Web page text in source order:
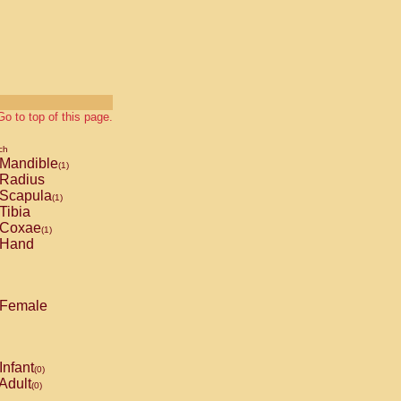
to top of this page.
Mandible(1)
Radius
Scapula(1)
Tibia
Coxae(1)
Hand
Female
Infant(0)
(0)